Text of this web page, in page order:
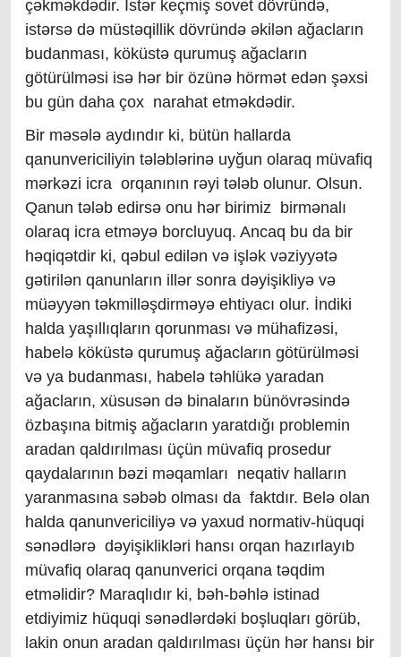
çəkməkdədir. İstər keçmiş sovet dövründə,
istərsə də müstəqillik dövründə əkilən ağacların
budanması, köküstə qurumuş ağacların
götürülməsi isə hər bir özünə hörmət edən şəxsi
bu gün daha çox narahat etməkdədir.
Bir məsələ aydındır ki, bütün hallarda
qanunvericiliyin tələblərinə uyğun olaraq müvafiq
mərkəzi icra orqanının rəyi tələb olunur. Olsun.
Qanun tələb edirsə onu hər birimiz birmənalı
olaraq icra etməyə borcluyuq. Ancaq bu da bir
həqiqətdir ki, qəbul edilən və işlək vəziyyətə
gətirilən qanunların illər sonra dəyişikliyə və
müəyyən təkmilləşdirməyə ehtiyacı olur. İndiki
halda yaşıllıqların qorunması və mühafizəsi,
habelə köküstə qurumuş ağacların götürülməsi
və ya budanması, habelə təhlükə yaradan
ağacların, xüsusən də binaların bünövrəsində
özbaşına bitmiş ağacların yaratdığı problemin
aradan qaldırılması üçün müvafiq prosedur
qaydalarının bəzi məqamları neqativ halların
yaranmasına səbəb olması da faktdır. Belə olan
halda qanunvericiliyə və yaxud normativ-hüquqi
sənədlərə dəyişiklikləri hansı orqan hazırlayıb
müvafiq olaraq qanunverici orqana təqdim
etməlidir? Maraqlıdır ki, bəh-bəhlə istinad
etdiyimiz hüquqi sənədlərdəki boşluqları görüb,
lakin onun aradan qaldırılması üçün hər hansı bir